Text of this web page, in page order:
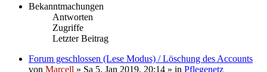
Bekanntmachungen
Antworten
Zugriffe
Letzter Beitrag
Forum geschlossen (Lese Modus) / Löschung des Accounts
von Marcell » Sa 5. Jan 2019, 20:14 » in Pflegenetz